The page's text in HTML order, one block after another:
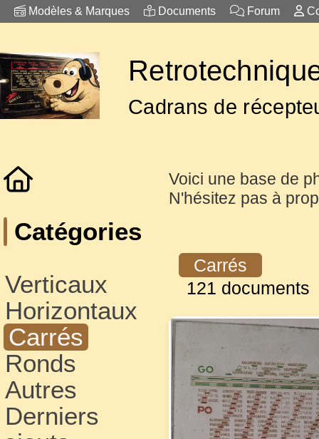
Modèles & Marques Documents Forum
Cadrans de
Catégories
Verticaux
Horizontaux
Carrés
Ronds
Autres
Derniers
Voici une base de
N'hésitez pas à
Carrés
121 documents